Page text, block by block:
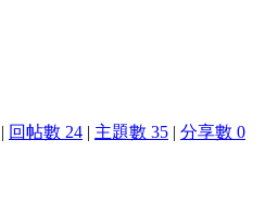
| 回帖數 24 | 主題數 35 | 分享數 0